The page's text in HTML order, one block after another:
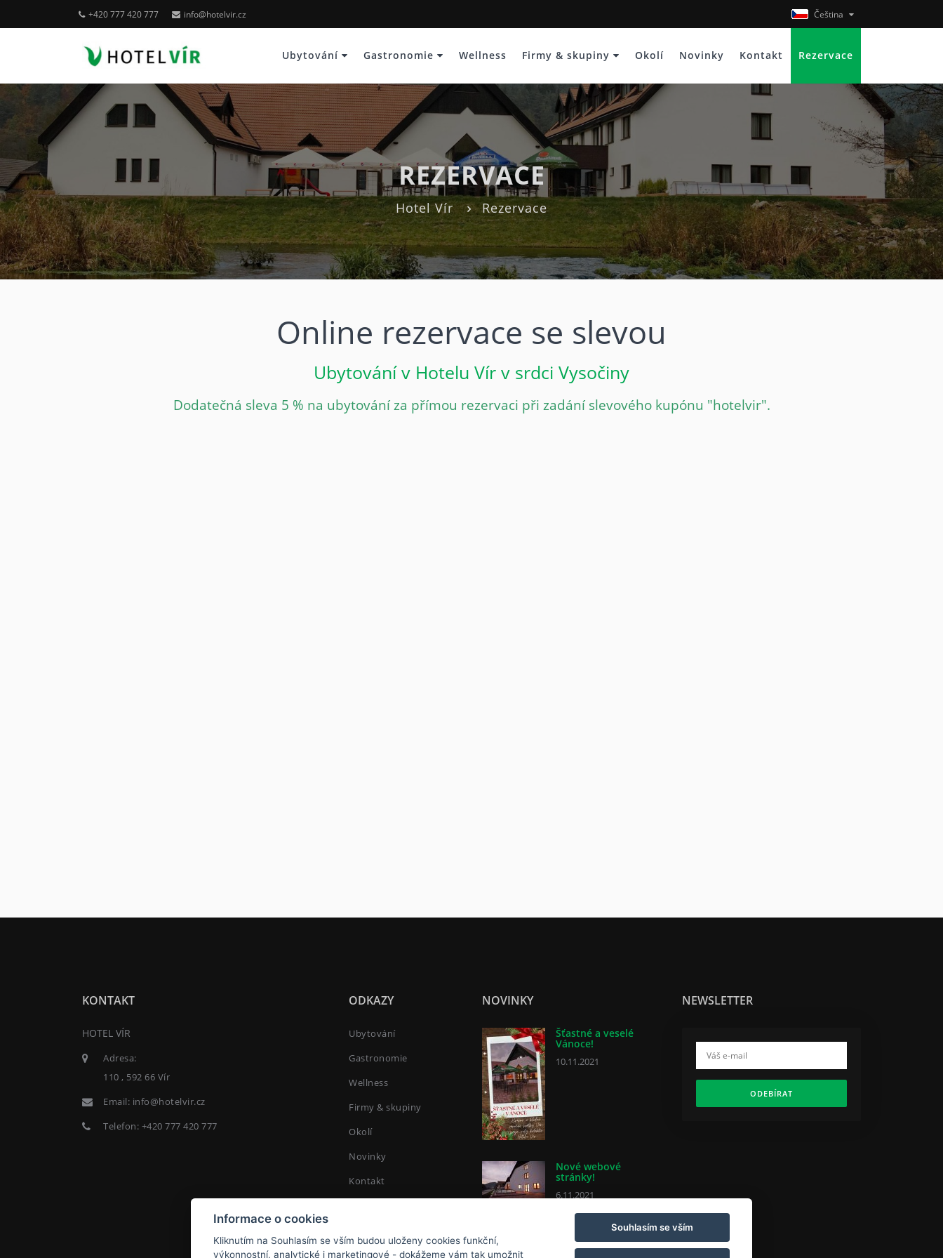
+420 777 420 777 info@hotelvir.cz Čeština
Ubytování Gastronomie Wellness Firmy & skupiny Okolí Novinky Kontakt Rezervace
REZERVACE
Hotel Vír Rezervace
Online rezervace se slevou
Ubytování v Hotelu Vír v srdci Vysočiny
Dodatečná sleva 5 % na ubytování za přímou rezervaci při zadání slevového kupónu "hotelvir".
KONTAKT
HOTEL VÍR
Adresa:
110 , 592 66 Vír
Email: info@hotelvir.cz
Telefon: +420 777 420 777
ODKAZY
Ubytování
Gastronomie
Wellness
Firmy & skupiny
Okolí
Novinky
Kontakt
NOVINKY
Šťastné a veselé
Vánoce!
10.11.2021
Nové webové
stránky!
6.11.2021
Prodej vína Müller
3.11.2021
NEWSLETTER
ODEBÍRAT
Informace o cookies
Kliknutím na Souhlasím se vším budou uloženy cookies funkční,
výkonnostní, analytické i marketingové - dokážeme vám tak umožnit
Souhlasím se vším